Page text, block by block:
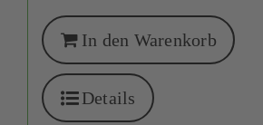
In den Warenkorb
Details